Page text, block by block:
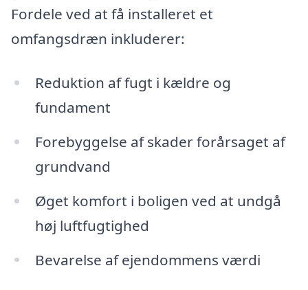
Fordele ved at få installeret et
omfangsdræn inkluderer:
Reduktion af fugt i kældre og
fundament
Forebyggelse af skader forårsaget af
grundvand
Øget komfort i boligen ved at undgå
høj luftfugtighed
Bevarelse af ejendommens værdi